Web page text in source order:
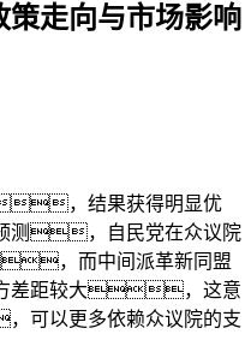
策走向与市场影响
，结果获得明显优
，自民党在众议院
，而中间派革新同盟
方差距较大，这意
可以更多依赖众议院的支